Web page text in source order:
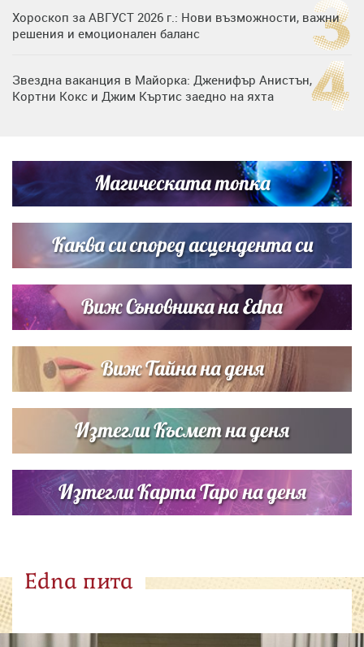
Хороскоп за АВГУСТ 2026 г.: Нови възможности, важни
решения и емоционален баланс
Звездна ваканция в Майорка: Дженифър Анистън,
Кортни Кокс и Джим Къртис заедно на яхта
Братя Аргирови я изненадаха с песен
Списъкът е ясен: Джей Ло и Риана във ВИП гостите на
сватбата на Роналдо
Магическата топка
Каква си според асцендента си
Виж Съновника на Edna
Виж Тайна на деня
Изтегли Късмет на деня
Изтегли Карта Таро на деня
Edna пита